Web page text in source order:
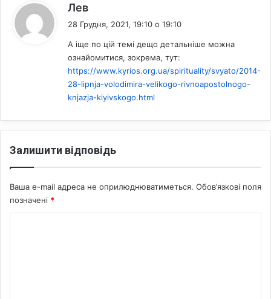
Б
з
ц
е
н
з
у
Лев
28 Грудня, 2021, 19:10 о 19:10
А іще по цій темі дещо детальніше можна
ознайомитися, зокрема, тут:
https://www.kyrios.org.ua/spirituality/svyato/2014-
28-lipnja-volodimira-velikogo-rivnoapostolnogo-
knjazja-kiyivskogo.html
Залишити відповідь
Ваша e-mail адреса не оприлюднюватиметься. Обов’язкові поля
позначені *